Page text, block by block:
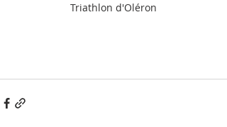
Triathlon d'Oléron